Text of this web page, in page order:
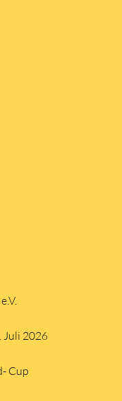
Juli 2026
Cup